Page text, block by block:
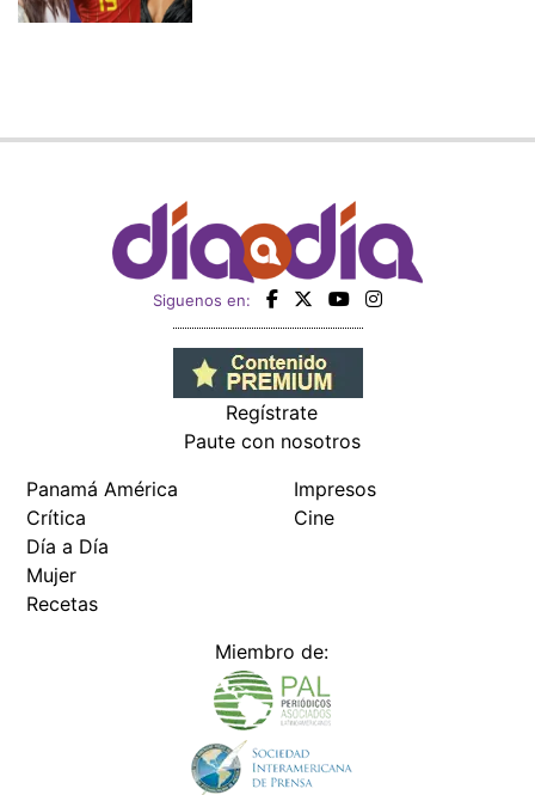
Siguenos en:
Regístrate
Paute con nosotros
Panamá América
Crítica
Día a Día
Mujer
Recetas
Impresos
Cine
Miembro de: